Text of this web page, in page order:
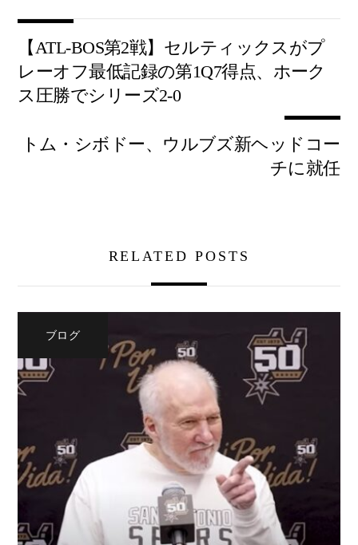
【ATL-BOS第2戦】セルティックスがプ
レーオフ最低記録の第1Q7得点、ホーク
ス圧勝でシリーズ2-0
トム・シボドー、ウルブズ新ヘッドコー
チに就任
RELATED POSTS
ブログ